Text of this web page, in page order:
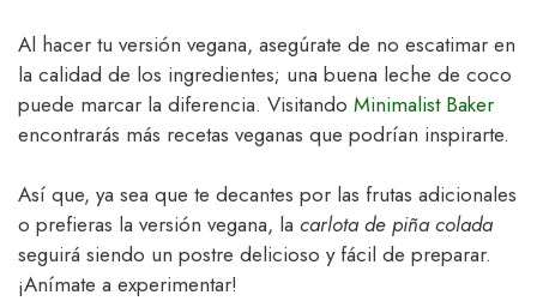
Al hacer tu versión vegana, asegúrate de no escatimar en
la calidad de los ingredientes; una buena leche de coco
puede marcar la diferencia. Visitando Minimalist Baker
encontrarás más recetas veganas que podrían inspirarte.
Así que, ya sea que te decantes por las frutas adicionales
o prefieras la versión vegana, la carlota de piña colada
seguirá siendo un postre delicioso y fácil de preparar.
¡Anímate a experimentar!